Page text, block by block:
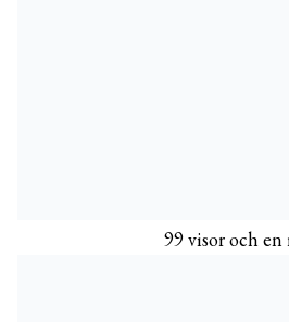
99 visor och en